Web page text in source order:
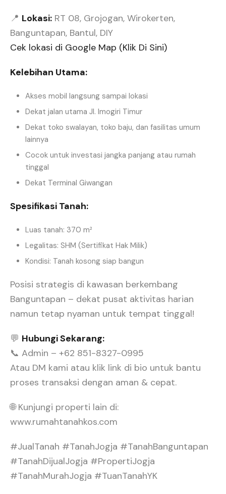
📍 Lokasi: RT 08, Grojogan, Wirokerten,
Banguntapan, Bantul, DIY
Cek lokasi di Google Map (Klik Di Sini)
Kelebihan Utama:
Akses mobil langsung sampai lokasi
Dekat jalan utama Jl. Imogiri Timur
Dekat toko swalayan, toko baju, dan fasilitas umum
lainnya
Cocok untuk investasi jangka panjang atau rumah
tinggal
Dekat Terminal Giwangan
Spesifikasi Tanah:
Luas tanah: 370 m²
Legalitas: SHM (Sertifikat Hak Milik)
Kondisi: Tanah kosong siap bangun
Posisi strategis di kawasan berkembang
Banguntapan – dekat pusat aktivitas harian
namun tetap nyaman untuk tempat tinggal!
💬 Hubungi Sekarang:
📞 Admin – +62 851-8327-0995
Atau DM kami atau klik link di bio untuk bantu
proses transaksi dengan aman & cepat.
🌐 Kunjungi properti lain di:
www.rumahtanahkos.com
#JualTanah #TanahJogja #TanahBanguntapan
#TanahDijualJogja #PropertiJogja
#TanahMurahJogja #TuanTanahYK